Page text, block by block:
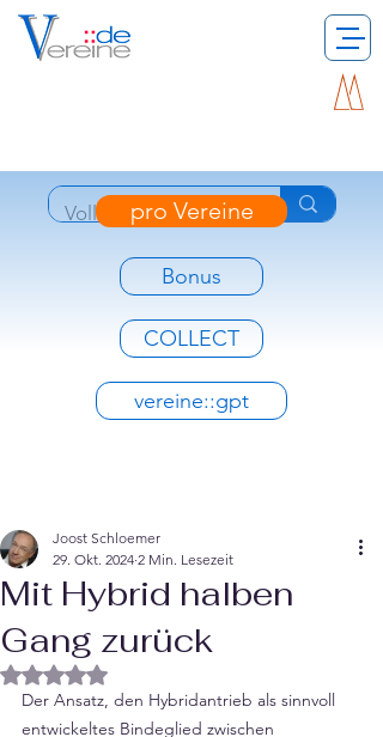
pro Vereine
Bonus
COLLECT
vereine::gpt
Mit Hybrid halben
Gang zurück
Joost Schloemer
29. Okt. 2024 2 Min. Lesezeit
Mit NaN von 5 Sternen bewertet.
Der Ansatz, den Hybridantrieb als sinnvoll
entwickeltes Bindeglied zwischen